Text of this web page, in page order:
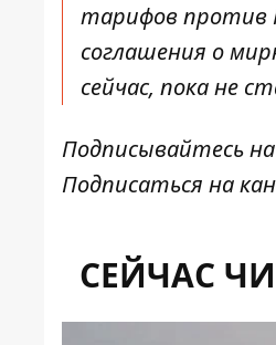
тарифов против
соглашения о
сейчас, пока не
Подписывайтесь
Подписаться на
СЕЙЧАС